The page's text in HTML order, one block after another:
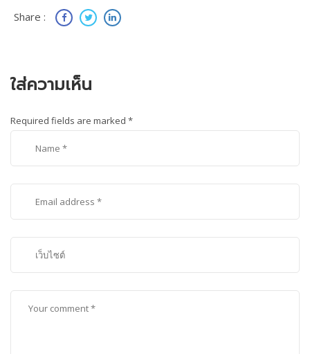
Share :
ใส่ความเห็น
Required fields are marked *